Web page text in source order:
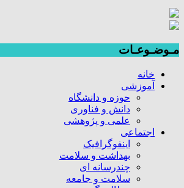
مـوضـوعـات
خانه
آموزشی
حوزه و دانشگاه
دانش و فناوری
علمی و پژوهشی
اجتماعی
اینفوگرافیک
بهداشت و سلامت
چندرسانه ای
سلامت و جامعه